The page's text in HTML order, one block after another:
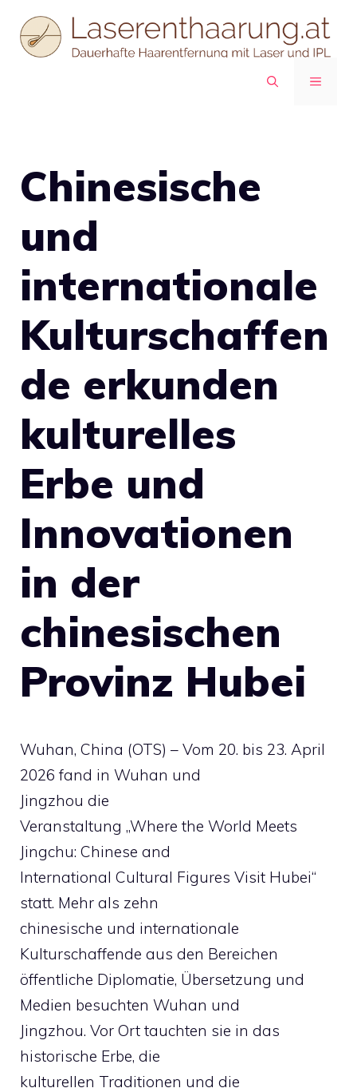
Inhalt
springen
MENÜ
Chinesische
und
internationale
Kulturschaffen
de erkunden
kulturelles
Erbe und
Innovationen
in der
chinesischen
Provinz Hubei
Wuhan, China (OTS) – Vom 20. bis 23. April
2026 fand in Wuhan und
Jingzhou die
Veranstaltung „Where the World Meets
Jingchu: Chinese and
International Cultural Figures Visit Hubei“
statt. Mehr als zehn
chinesische und internationale
Kulturschaffende aus den Bereichen
öffentliche Diplomatie, Übersetzung und
Medien besuchten Wuhan und
Jingzhou. Vor Ort tauchten sie in das
historische Erbe, die
kulturellen Traditionen und die